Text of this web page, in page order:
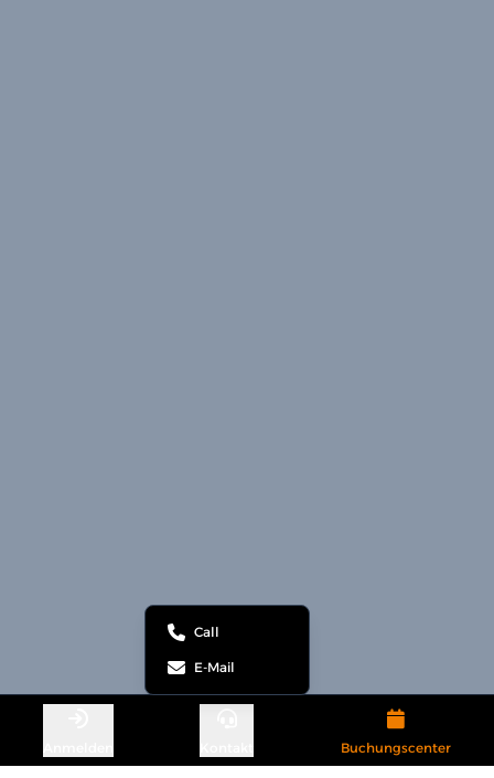
Call
E-Mail
Buchungscenter